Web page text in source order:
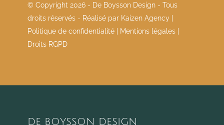
© Copyright 2026 - De Boysson Design - Tous
droits réservés - Réalisé par Kaizen Agency
Politique de confidentialité
Mentions légales
Droits RGPD
DE BOYSSON DESIGN